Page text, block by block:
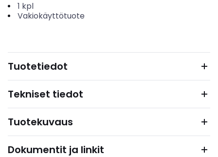
1 kpl
Vakiokäyttötuote
Tuotetiedot
Tekniset tiedot
Tuotekuvaus
Dokumentit ja linkit